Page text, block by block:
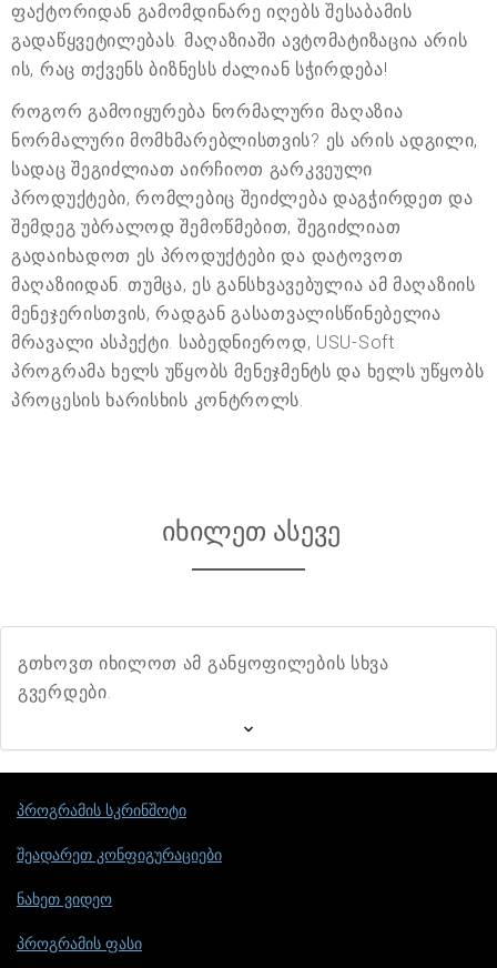
ფაქტორიდან გამომდინარე იღებს შესაბამის
გადაწყვეტილებას. მაღაზიაში ავტომატიზაცია არის
ის, რაც თქვენს ბიზნესს ძალიან სჭირდება!
როგორ გამოიყურება ნორმალური მაღაზია
ნორმალური მომხმარებლისთვის? ეს არის ადგილი,
სადაც შეგიძლიათ აირჩიოთ გარკვეული
პროდუქტები, რომლებიც შეიძლება დაგჭირდეთ და
შემდეგ უბრალოდ შემოწმებით, შეგიძლიათ
გადაიხადოთ ეს პროდუქტები და დატოვოთ
მაღაზიიდან. თუმცა, ეს განსხვავებულია ამ მაღაზიის
მენეჯერისთვის, რადგან გასათვალისწინებელია
მრავალი ასპექტი. საბედნიეროდ, USU-Soft
პროგრამა ხელს უწყობს მენეჯმენტს და ხელს უწყობს
პროცესის ხარისხის კონტროლს.
იხილეთ ასევე
გთხოვთ იხილოთ ამ განყოფილების სხვა
გვერდები.
პროგრამის სკრინშოტი
შეადარეთ კონფიგურაციები
ნახეთ ვიდეო
პროგრამის ფასი